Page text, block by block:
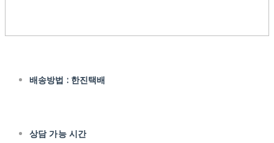
배송방법 : 한진택배
상담 가능 시간